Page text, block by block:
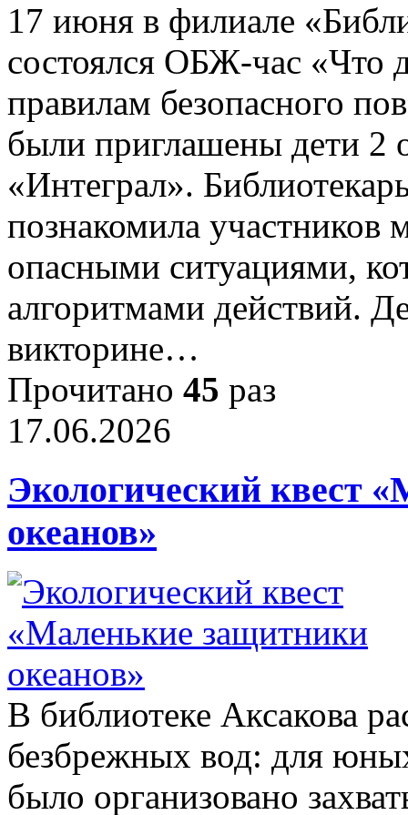
17 июня в филиале
состоялся ОБЖ-час «Что
правилам безопасного
были приглашены дети 2
«Интеграл».
познакомила
опасными ситуациями,
алгоритмами действий.
викторине…
Прочитано 45 раз
17.06.2026
Экологический квест
океанов»
В библиотеке Аксакова
безбрежных вод: для
было организовано